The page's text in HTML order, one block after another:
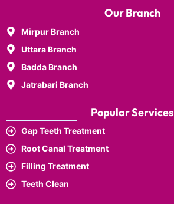
Our Branch
Mirpur Branch
Uttara Branch
Badda Branch
Jatrabari Branch
Popular Services
Gap Teeth Treatment
Root Canal Treatment
Filling Treatment
Teeth Clean